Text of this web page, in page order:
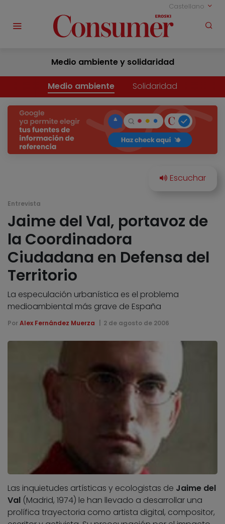
Castellano
Medio ambiente y solidaridad
Medio ambiente Solidaridad
Entrevista
Jaime del Val, portavoz de
la Coordinadora
Ciudadana en Defensa del
Territorio
La especulación urbanística es el problema
medioambiental más grave de España
Por Alex Fernández Muerza 2 de agosto de 2006
Las inquietudes artísticas y ecologistas de Jaime del
Val (Madrid, 1974) le han llevado a desarrollar una
prolífica trayectoria como artista digital, compositor,